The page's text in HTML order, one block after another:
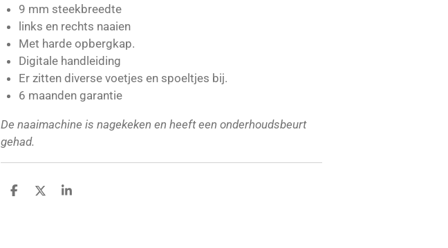
9 mm steekbreedte
links en rechts naaien
Met harde opbergkap.
Digitale handleiding
Er zitten diverse voetjes en spoeltjes bij.
6 maanden garantie
De naaimachine is nagekeken en heeft een onderhoudsbeurt
gehad.
D
D
S